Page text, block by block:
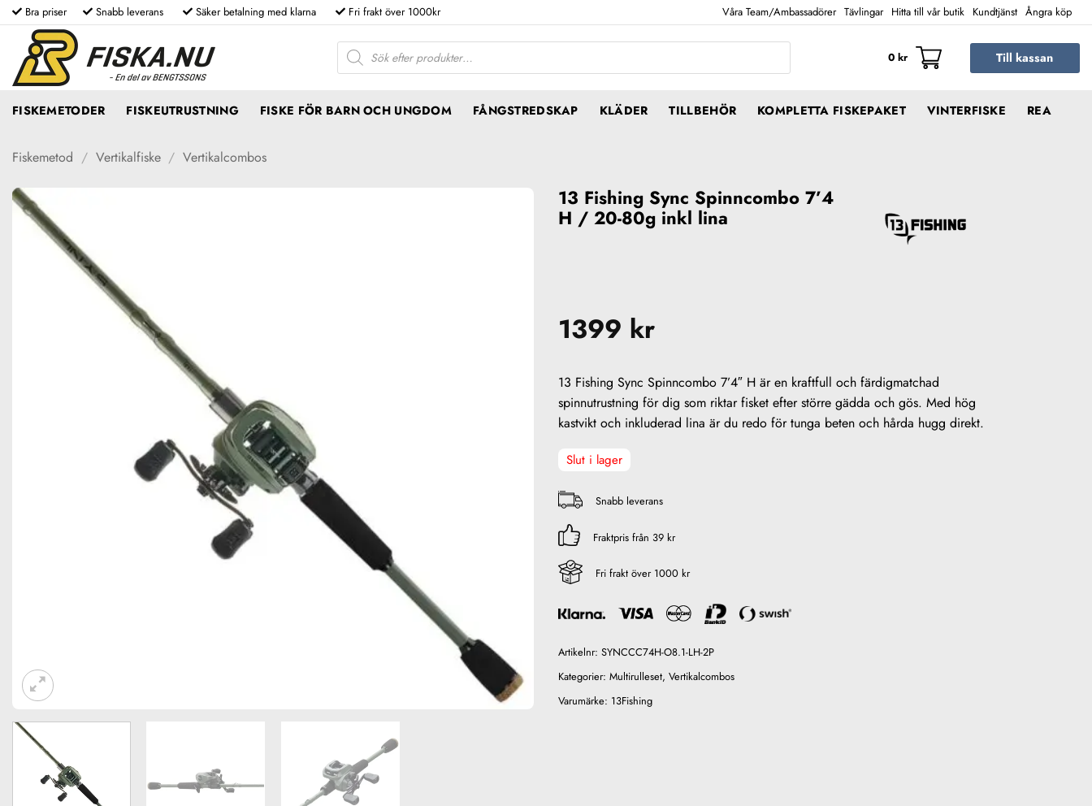
Skip
to
content
Bra priser Snabb leverans Säker betalning med klarna Fri frakt över 1000kr Våra Team/Ambassadörer Tävlingar Hitta till vår butik Kundtjänst Ångra köp
Produktsökning
0 kr Till kassan
FISKEMETODER FISKEUTRUSTNING FISKE FÖR BARN OCH UNGDOM FÅNGSTREDSKAP KLÄDER TILLBEHÖR KOMPLETTA FISKEPAKET VINTERFISKE REA
Fiskemetod / Vertikalfiske / Vertikalcombos
13 Fishing Sync Spinncombo 7’4
H / 20-80g inkl lina
1399 kr
13 Fishing Sync Spinncombo 7’4″ H är en kraftfull och färdigmatchad
spinnutrustning för dig som riktar fisket efter större gädda och gös. Med hög
kastvikt och inkluderad lina är du redo för tunga beten och hårda hugg direkt.
Slut i lager
Snabb leverans
Fraktpris från 39 kr
Fri frakt över 1000 kr
Artikelnr: SYNCCC74H-O8.1-LH-2P
Kategorier: Multirulleset, Vertikalcombos
Varumärke: 13Fishing